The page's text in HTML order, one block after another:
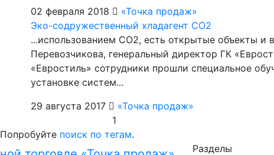
02 февраля 2018
«Точка продаж»
Эко-содружественный хладагент CO2
...использованием CO2, есть открытые объекты и
Перевозчикова, генеральный директор ГК
«Евростиль» сотрудники прошли специальное
установке систем...
29 августа 2017
«Точка продаж»
1
Попробуйте поиск по тегам.
Разделы